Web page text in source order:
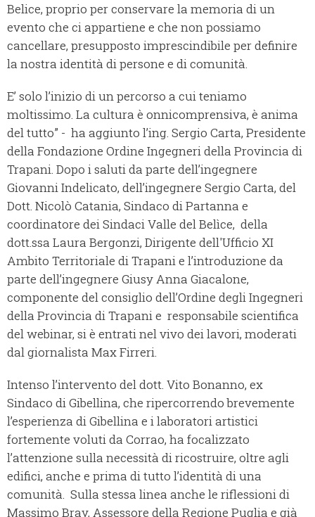
Belice, proprio per conservare la memoria di un
evento che ci appartiene e che non possiamo
cancellare, presupposto imprescindibile per definire
la nostra identità di persone e di comunità.
E’ solo l’inizio di un percorso a cui teniamo
moltissimo. La cultura è onnicomprensiva, è anima
del tutto” - ha aggiunto l’ing. Sergio Carta, Presidente
della Fondazione Ordine Ingegneri della Provincia di
Trapani. Dopo i saluti da parte dell’ingegnere
Giovanni Indelicato, dell’ingegnere Sergio Carta, del
Dott. Nicolò Catania, Sindaco di Partanna e
coordinatore dei Sindaci Valle del Belìce, della
dott.ssa Laura Bergonzi, Dirigente dell'Ufficio XI
Ambito Territoriale di Trapani e l’introduzione da
parte dell’ingegnere Giusy Anna Giacalone,
componente del consiglio dell’Ordine degli Ingegneri
della Provincia di Trapani e responsabile scientifica
del webinar, si è entrati nel vivo dei lavori, moderati
dal giornalista Max Firreri.
Intenso l’intervento del dott. Vito Bonanno, ex
Sindaco di Gibellina, che ripercorrendo brevemente
l’esperienza di Gibellina e i laboratori artistici
fortemente voluti da Corrao, ha focalizzato
l’attenzione sulla necessità di ricostruire, oltre agli
edifici, anche e prima di tutto l’identità di una
comunità. Sulla stessa linea anche le riflessioni di
Massimo Bray, Assessore della Regione Puglia e già